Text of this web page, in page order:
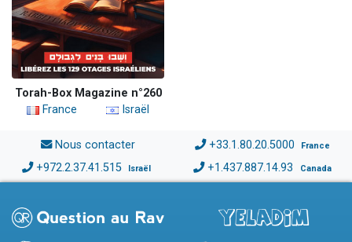
Torah-Box Magazine n°260
France
Israël
Nous contacter +33.1.80.20.5000 France
+972.2.37.41.515 Israël +1.437.887.14.93 Canada